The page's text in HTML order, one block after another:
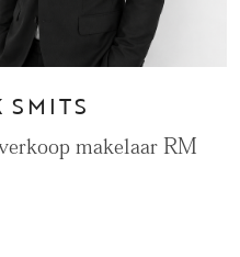
SMITS
makelaar RM
Den Haag
Hillegersberg
Rotterdam